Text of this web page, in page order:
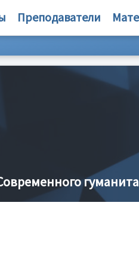
Преподаватели